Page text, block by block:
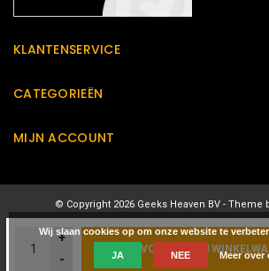
+
-
TOEVOEGEN AAN
KLANTENSERVICE
CATEGORIEËN
MIJN ACCOUNT
© Copyright 2026 Geeks Heaven BV - Theme
Wij slaan cookies op om onze website te
JA NEE Meer over